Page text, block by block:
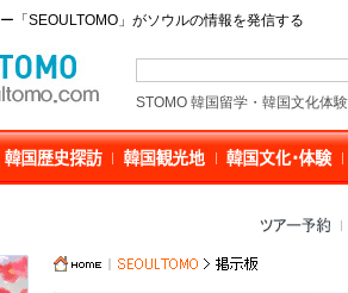
「SEOULTOMO」がソウルの情報を発信する
STOMO 韓国留学・韓国文化体